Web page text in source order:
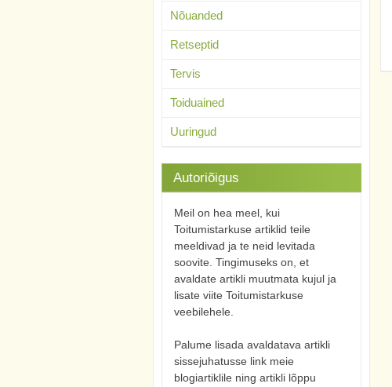
Nõuanded
Retseptid
Tervis
Toiduained
Uuringud
Autoriõigus
Meil on hea meel, kui
Toitumistarkuse artiklid teile
meeldivad ja te neid levitada
soovite. Tingimuseks on, et
avaldate artikli muutmata kujul ja
lisate viite Toitumistarkuse
veebilehele.
Palume lisada avaldatava artikli
sissejuhatusse link meie
blogiartiklile ning artikli lõppu